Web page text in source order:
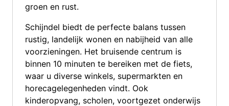
groen en rust.
Schijndel biedt de perfecte balans tussen
rustig, landelijk wonen en nabijheid van alle
voorzieningen. Het bruisende centrum is
binnen 10 minuten te bereiken met de fiets,
waar u diverse winkels, supermarkten en
horecagelegenheden vindt. Ook
kinderopvang, scholen, voortgezet onderwijs